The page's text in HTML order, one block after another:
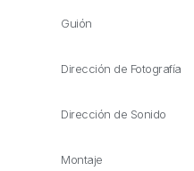
Guión
Dirección de Fotografía
Dirección de Sonido
Montaje